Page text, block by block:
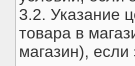
3.2. Указание
товара в
магазин),